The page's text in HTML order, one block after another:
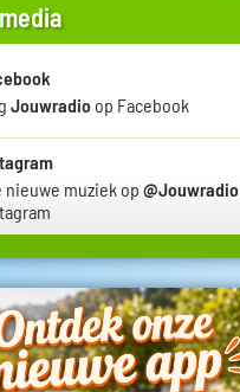
Jouwradio op Facebook
nieuwe muziek op @Jouwradio